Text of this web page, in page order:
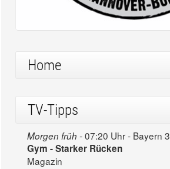
Home
TV-Tipps
Morgen früh -07:20 Uhr - Bayern 3
Gym - Starker Rücken
Magazin